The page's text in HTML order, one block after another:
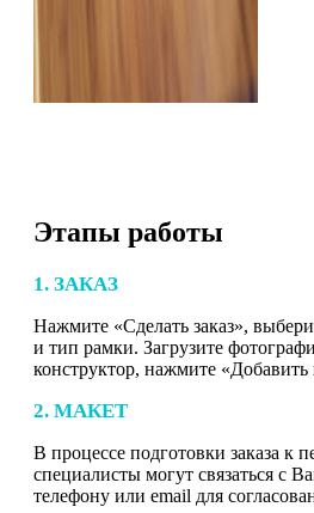
Этапы работы
1. ЗАКАЗ
Нажмите «Сделать заказ»,
и тип рамки. Загрузите
конструктор, нажмите «Добавить
2. МАКЕТ
В процессе подготовки заказа к
специалисты могут связаться с
телефону или email для